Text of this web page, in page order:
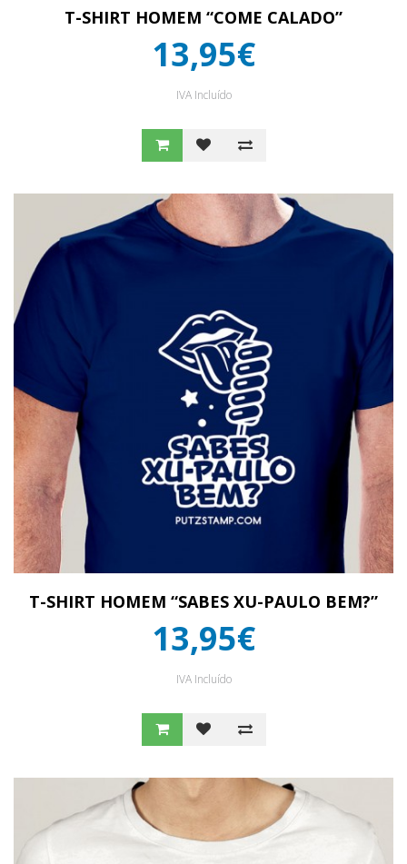
T-SHIRT HOMEM “COME CALADO”
13,95€
IVA Incluído
T-SHIRT HOMEM “SABES XU-PAULO BEM?”
13,95€
IVA Incluído